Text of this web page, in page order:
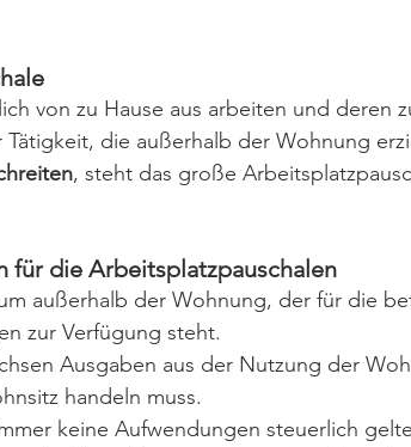
von zu Hause aus arbeiten und deren
die außerhalb der Wohnung
, steht das große
für die Arbeitsplatzpauschalen
außerhalb der Wohnung, der für die
zur Verfügung steht.
Ausgaben aus der Nutzung der
handeln muss.
keine Aufwendungen steuerlich